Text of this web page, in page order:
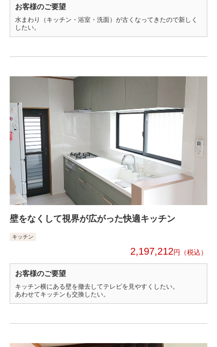
お客様のご要望
水まわり（キッチン・浴室・洗面）が古くなってきたので新しく
したい。
壁をなくして視界が広がった快適キッチン
キッチン
2,197,212円
お客様のご要望
キッチン横にある壁を撤去してテレビを見やすくしたい。
あわせてキッチンも交換したい。